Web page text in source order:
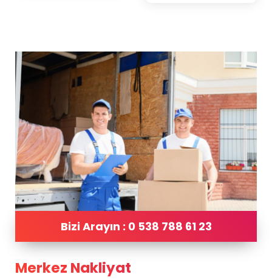
Bizi Arayın : 0 538 788 61 23
Merkez Nakliyat